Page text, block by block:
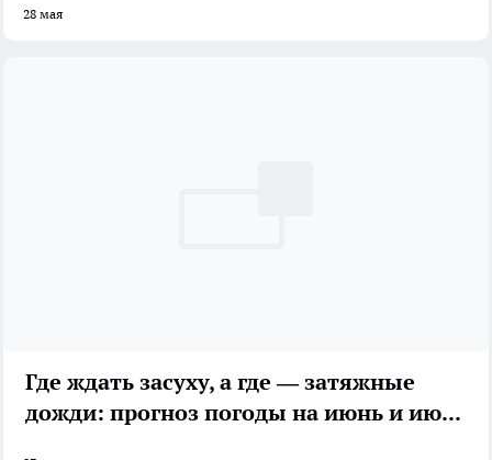
28 мая
Где ждать засуху, а где — затяжные
дожди: прогноз погоды на июнь и июль